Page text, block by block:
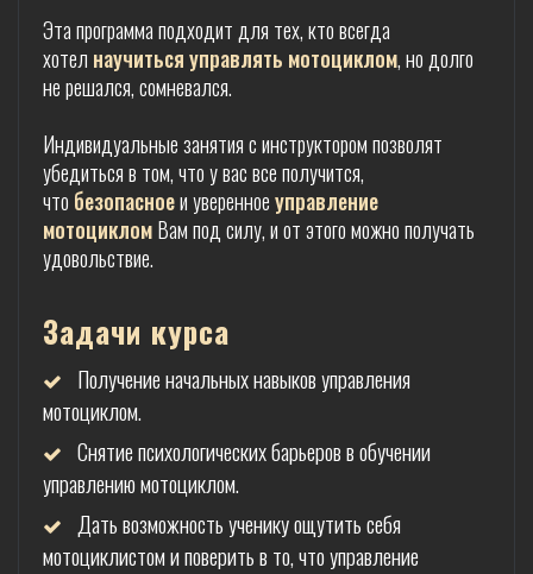
Эта программа подходит для тех, кто всегда
хотел научиться управлять мотоциклом, но долго
не решался, сомневался.
Индивидуальные занятия с инструктором позволят
убедиться в том, что у вас все получится,
что безопасноеи уверенноеуправление
мотоцикломВам под силу, и от этого можно получать
удовольствие.
Задачи курса
Получение начальных навыков управления
мотоциклом.
Снятие психологических барьеров в обучении
управлению мотоциклом.
Дать возможность ученику ощутить себя
мотоциклистом и поверить в то, что управление